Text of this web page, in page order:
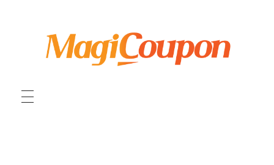
MagiCoupon 日本
オンラインショッピング割引クーポンコード